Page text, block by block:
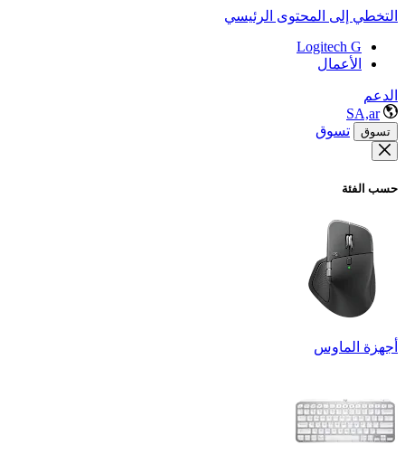
التخطي إلى المحتوى الرئيسي
Logitech G
الأعمال
الدعم
SA,ar
تسوق تسوق
حسب الفئة
أجهزة الماوس